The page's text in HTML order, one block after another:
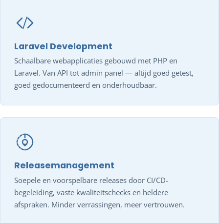
Laravel Development
Schaalbare webapplicaties gebouwd met PHP en
Laravel. Van API tot admin panel — altijd goed getest,
goed gedocumenteerd en onderhoudbaar.
Releasemanagement
Soepele en voorspelbare releases door CI/CD-
begeleiding, vaste kwaliteitschecks en heldere
afspraken. Minder verrassingen, meer vertrouwen.